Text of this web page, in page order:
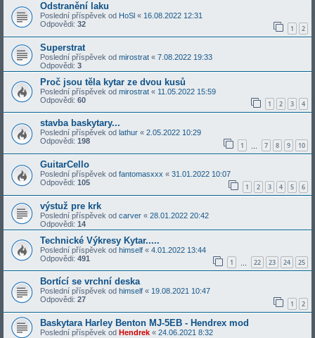
Odstranění laku
Poslední příspěvek od HoSl « 16.08.2022 12:31
Odpovědi: 32 1 2
Superstrat
Poslední příspěvek od mirostrat « 7.08.2022 19:33
Odpovědi: 3
Proč jsou těla kytar ze dvou kusů
Poslední příspěvek od mirostrat « 11.05.2022 15:59
Odpovědi: 60 1 2 3 4
stavba baskytary...
Poslední příspěvek od lathur « 2.05.2022 10:29
Odpovědi: 198 1 7 8 9 10
GuitarCello
Poslední příspěvek od fantomasxxx « 31.01.2022 10:07
Odpovědi: 105 1 2 3 4 5 6
výstuž pre krk
Poslední příspěvek od carver « 28.01.2022 20:42
Odpovědi: 14
Technické Výkresy Kytar.....
Poslední příspěvek od himself « 4.01.2022 13:44
Odpovědi: 491 1 22 23 24 25
Bortící se vrchní deska
Poslední příspěvek od himself « 19.08.2021 10:47
Odpovědi: 27 1 2
Baskytara Harley Benton MJ-5EB - Hendrex mod
Poslední příspěvek od Hendrek « 24.06.2021 8:32